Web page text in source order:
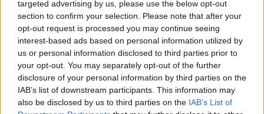
targeted advertising by us, please use the below opt-out
section to confirm your selection. Please note that after your
opt-out request is processed you may continue seeing
interest-based ads based on personal information utilized by
us or personal information disclosed to third parties prior to
your opt-out. You may separately opt-out of the further
disclosure of your personal information by third parties on the
IAB’s list of downstream participants. This information may
also be disclosed by us to third parties on the IAB’s List of
LIFESTYLE 25.09.2020 22:30
PARAPOLITIKA NEWSROOM
Gabby Epstein: Δροσίζεται topless στην
Εγγραφή στο newsletter